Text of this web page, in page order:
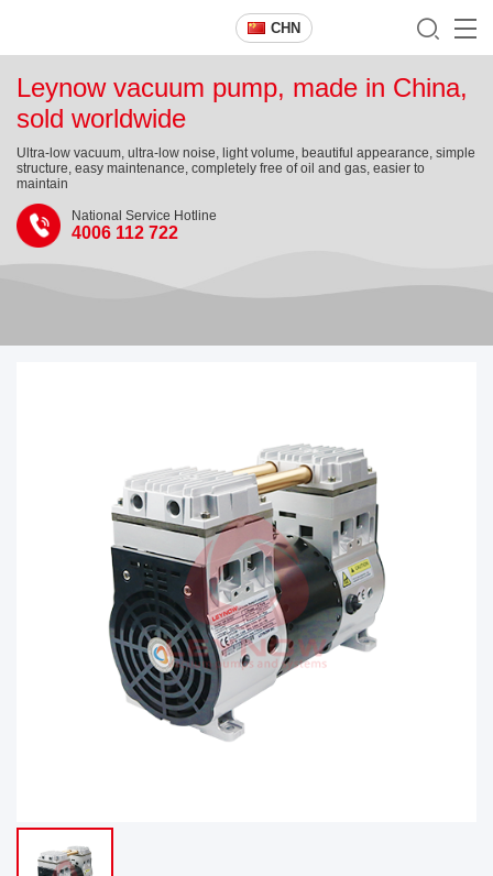
CHN
Leynow vacuum pump, made in China,
sold worldwide
Ultra-low vacuum, ultra-low noise, light volume, beautiful appearance, simple
structure, easy maintenance, completely free of oil and gas, easier to
maintain
National Service Hotline
4006 112 722